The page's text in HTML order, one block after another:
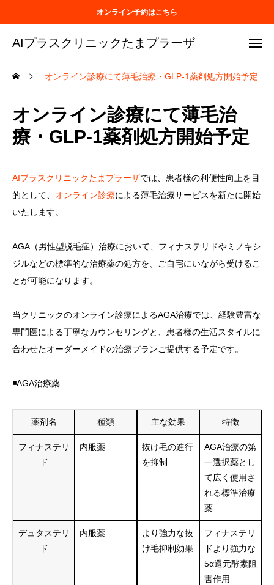
オンライン予約はこちら
AIプラスクリニックたまプラーザ
オンライン診療にて薄毛治療・GLP-1薬剤処方開始予定
オンライン診療にて薄毛治
療・GLP-1薬剤処方開始予定
AIプラスクリニックたまプラーザでは、患者様の利便性向上を目
的として、 オンライン診療による薄毛治療サービスを新たに開始
いたします。
AGA（男性型脱毛症）治療において、フィナステリドやミノキシ
ジルなどの標準的な治療薬の処方を、ご自宅にいながら受けるこ
とが可能になります。
当クリニックのオンライン診療によるAGA治療では、経験豊富な
専門医による丁寧なカウンセリングと、患者様の生活スタイルに
合わせたオーダーメイドの治療プランご提供する予定です。
◾️AGA治療薬
薬剤名 種類 主な効果 特徴
フィナステリ
ド
内服薬
抜け毛の進行
を抑制
AGA治療の第
一選択薬とし
て広く使用さ
れる標準治療
薬
デュタステリ
ド
内服薬
より強力な抜
け毛抑制効果
フィナステリ
ドより強力な
5α還元酵素阻
害作用